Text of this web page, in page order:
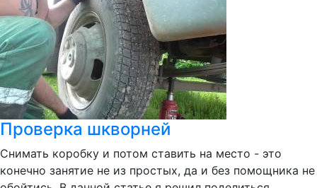
Проверка шкворней
Снимать коробку и потом ставить на место - это
конечно занятие не из простых, да и без помощника не